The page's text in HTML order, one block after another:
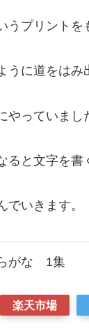
プリントを
に道をはみ
っていまし
と文字を書
いきます。
がな 1集
楽天市場